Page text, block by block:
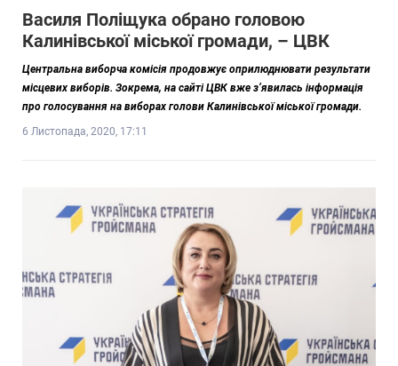
Василя Поліщука обрано головою
Калинівської міської громади, – ЦВК
Центральна виборча комісія продовжує оприлюднювати результати
місцевих виборів. Зокрема, на сайті ЦВК вже з’явилась інформація
про голосування на виборах голови Калинівської міської громади.
6 Листопада, 2020, 17:11